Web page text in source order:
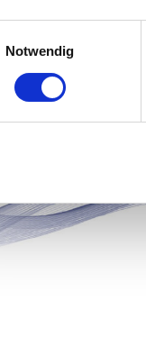
Notwendig